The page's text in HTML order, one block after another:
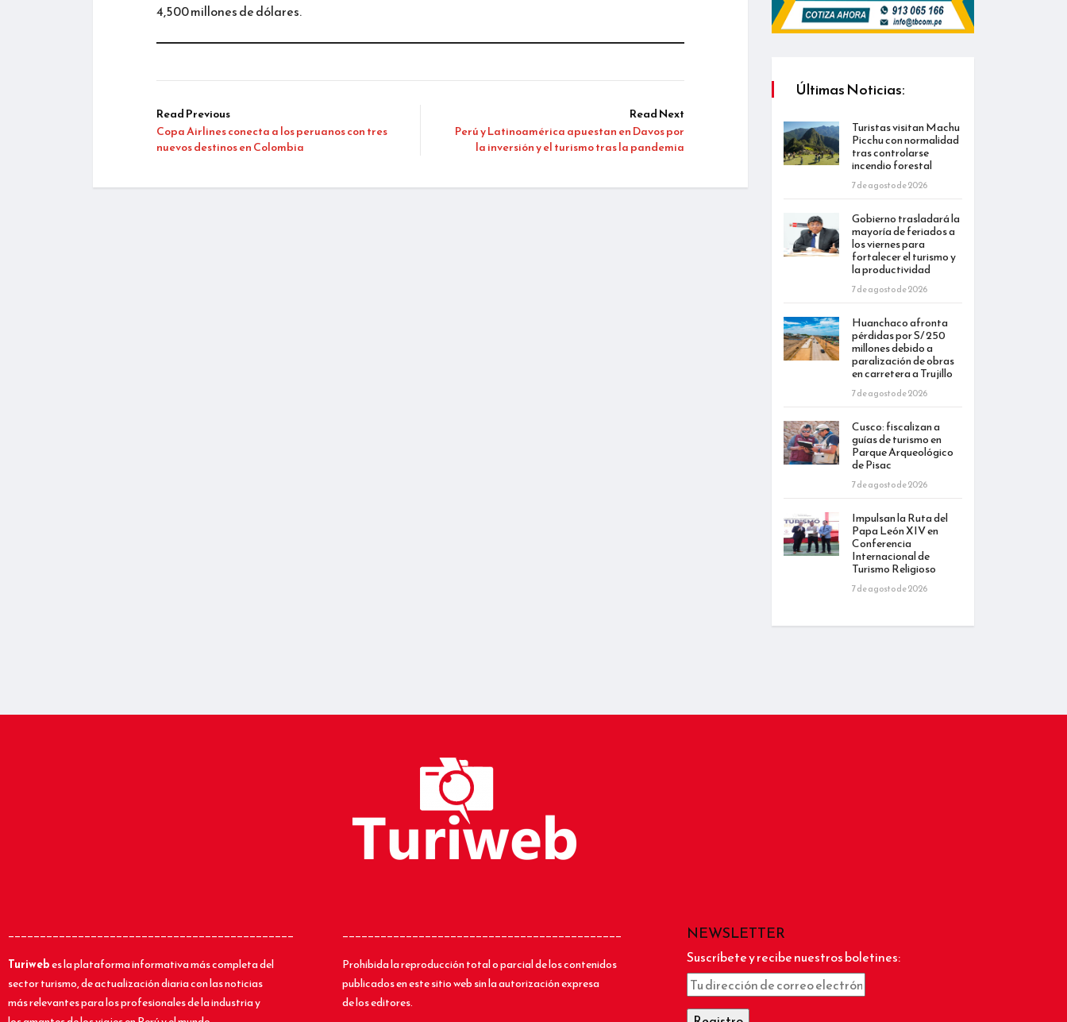
4,500 millones de dólares.
Read Previous
Copa Airlines conecta a los peruanos con tres
nuevos destinos en Colombia
Read Next
Perú y Latinoamérica apuestan en Davos por
la inversión y el turismo tras la pandemia
Últimas Noticias:
Turistas visitan Machu
Picchu con normalidad
tras controlarse
incendio forestal
7 de agosto de 2026
Gobierno trasladará la
mayoría de feriados a
los viernes para
fortalecer el turismo y
la productividad
7 de agosto de 2026
Huanchaco afronta
pérdidas por S/ 250
millones debido a
paralización de obras
en carretera a Trujillo
7 de agosto de 2026
Cusco: fiscalizan a
guías de turismo en
Parque Arqueológico
de Pisac
7 de agosto de 2026
Impulsan la Ruta del
Papa León XIV en
Conferencia
Internacional de
Turismo Religioso
7 de agosto de 2026
_____________________________________________
Turiwebes la plataforma informativa más completa del
sector turismo, de actualización diaria con las noticias
más relevantes para los profesionales de la industria y
____________________________________________
Prohibida la reproducción total o parcial de los contenidos
publicados en este sitio web sin la autorización expresa
de los editores.
NEWSLETTER
Suscríbete y recibe nuestros boletines: